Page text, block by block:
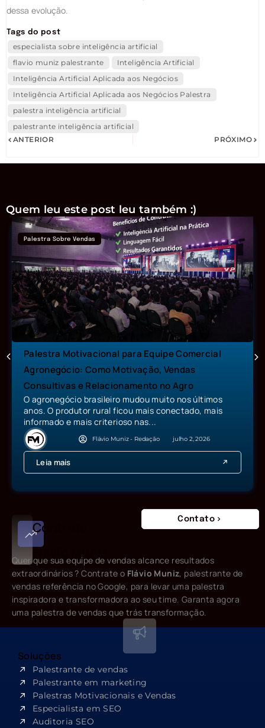
dessa evolução.
Tags do post
especialista sobre inteligência artificial
flavio muniz palestrante
Inteligência Artificial
Inteligência Artificial Aplicada aos Negócios
Inteligência Artificial Aplicada aos Negócios Palestra
palestra inteligência artificial
palestrante inteligência artificial
ANTERIOR
PRÓXIMO
Quem leu este post leu também :)
Palestra Sobre Vendas
Palestra Motivacional para Equipe Comercial
Agronegócio: Como Motivação, Vendas
Consultivas e Relacionamento no Agro
O agronegócio brasileiro mudou muito nos últimos
anos. O produtor rural ficou mais conectado, mais
informado e mais criterioso nas...
Flávio Muniz - Redação julho 2, 2026
Leia mais
Contrate
Flávio Muniz
Contato
Quer que sua equipe de vendas alcance resultados
extraordinários ? Contrate o Flávio Muniz, palestrante de
vendas referência no Google, para levar uma palestra
inspiradora e transformadora ao seu time. Garanta agora
uma palestra de vendas que trás transformação.
Soluções
Palestrante de vendas
Palestrante em marketing
Palestras Motivacionais e Vendas
Especialista em SEO​
Auditoria SEO